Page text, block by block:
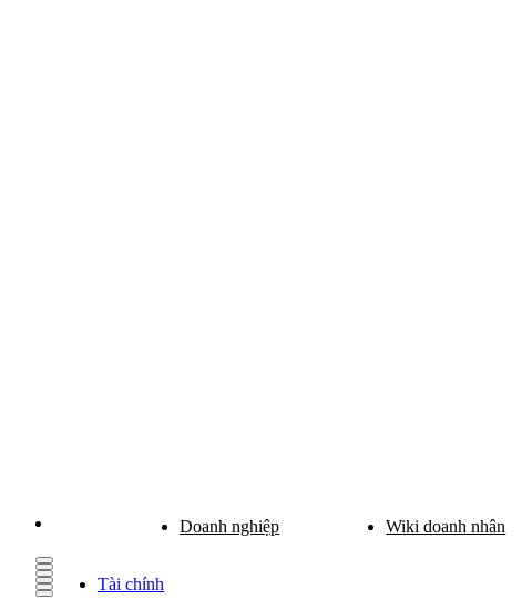
Doanh nghiệp Wiki doanh nhân
Tài chính